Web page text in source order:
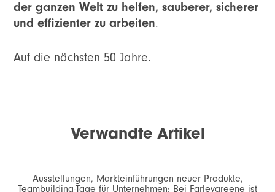
der ganzen Welt zu helfen, sauberer, sicherer
und effizienter zu arbeiten.
Auf die nächsten 50 Jahre.
Verwandte Artikel
Ausstellungen, Markteinführungen neuer Produkte,
Teambuilding-Tage für Unternehmen: Bei Farleygreene ist